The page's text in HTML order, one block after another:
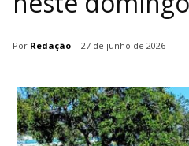
Por Redação 27 de junho de 2026